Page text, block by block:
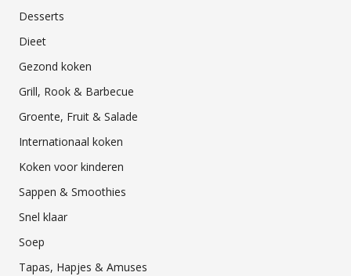
Desserts
Dieet
Gezond koken
Grill, Rook & Barbecue
Groente, Fruit & Salade
Internationaal koken
Koken voor kinderen
Sappen & Smoothies
Snel klaar
Soep
Tapas, Hapjes & Amuses